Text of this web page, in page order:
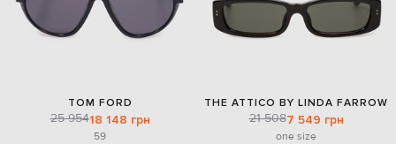
TOM FORD
25 95418 148 грн
59
THE ATTICO BY LINDA FARROW
21 5087 549 грн
one size